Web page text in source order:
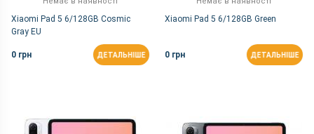
Xiaomi Pad 5 6/128GB Cosmic
Gray EU
0 грн ДЕТАЛЬНІШЕ
Xiaomi Pad 5 6/128GB Green
0 грн ДЕТАЛЬНІШЕ